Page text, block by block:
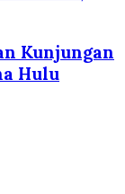
Kunjungan
Hulu